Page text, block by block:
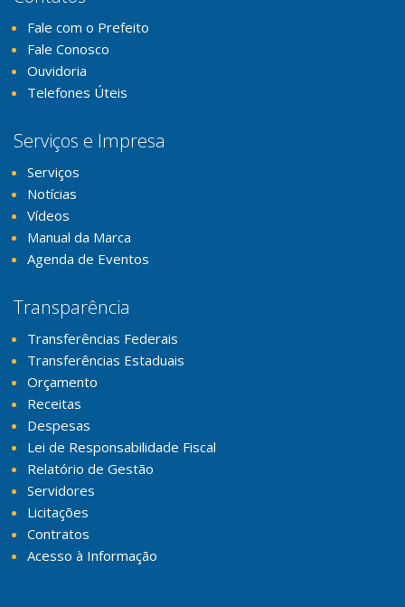
Fale com o Prefeito
Fale Conosco
Ouvidoria
Telefones Úteis
Serviços e Impresa
Serviços
Notícias
Vídeos
Manual da Marca
Agenda de Eventos
Transparência
Transferências Federais
Transferências Estaduais
Orçamento
Receitas
Despesas
Lei de Responsabilidade Fiscal
Relatório de Gestão
Servidores
Licitações
Contratos
Acesso à Informação